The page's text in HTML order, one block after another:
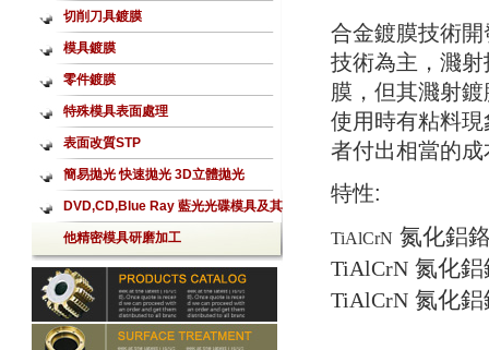
切削刀具鍍膜
模具鍍膜
零件鍍膜
特殊模具表面處理
表面改質STP
簡易拋光 快速拋光 3D立體拋光
Aerolap噴射式拋光加工
DVD,CD,Blue Ray 藍光光碟模具及其
他精密模具研磨加工
合金鍍膜技術
技術為主，濺
膜，但其濺射
使用時有粘料
者付出相當的成
特性:
TiAlCrN 氮化鋁
TiAlCrN 氮化鋁
TiAlCrN 氮化鋁